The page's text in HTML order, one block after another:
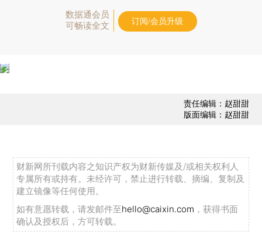
数据通会员
可畅读全文
订阅/会员升级
责任编辑：赵甜甜
版面编辑：赵甜甜
财新网所刊载内容之知识产权为财新传媒及/或相关权利人
专属所有或持有。未经许可，禁止进行转载、摘编、复制及
建立镜像等任何使用。
如有意愿转载，请发邮件至hello@caixin.com ，获得书面
确认及授权后，方可转载。